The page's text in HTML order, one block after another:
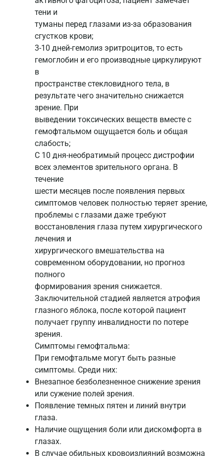
тени и
туманы перед глазами из-за образования
сгустков крови;
3-10 дней-гемолиз эритроцитов, то есть
гемоглобин и его производные циркулируют
в
пространстве стекловидного тела, в
результате чего значительно снижается
зрение. При
выведении токсических веществ вместе с
гемофтальмом ощущается боль и общая
слабость;
С 10 дня-необратимый процесс дистрофии
всех элементов зрительного органа. В
течение
шести месяцев после появления первых
симптомов человек полностью теряет зрение,
проблемы с глазами даже требуют
восстановления глаза путем хирургического
лечения и
хирургического вмешательства на
современном оборудовании, но прогноз
полного
формирования зрения снижается.
Заключительной стадией является атрофия
глазного яблока, после которой пациент
получает группу инвалидности по потере
зрения.
Симптомы гемофтальма:
При гемофтальме могут быть разные
симптомы. Среди них:
Внезапное безболезненное снижение зрения
или сужение полей зрения.
Появление темных пятен и линий внутри
глаза.
Наличие ощущения боли или дискомфорта в
глазах.
В случае обильных кровоизлияний возможна